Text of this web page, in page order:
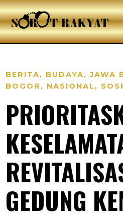
BERITA, BUDAYA,JAWA
BOGOR , NASIONAL,
GEDUNG